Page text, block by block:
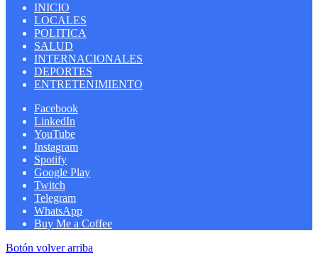
INICIO
LOCALES
POLITICA
SALUD
INTERNACIONALES
DEPORTES
ENTRETENIMIENTO
Facebook
LinkedIn
YouTube
Instagram
Spotify
Google Play
Twitch
Telegram
WhatsApp
Buy Me a Coffee
Botón volver arriba